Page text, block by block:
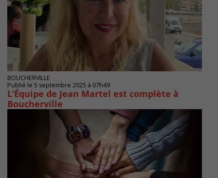
BOUCHERVILLE
Publié le 5 septembre 2025 à 07h49
L’Équipe de Jean Martel est complète à
Boucherville